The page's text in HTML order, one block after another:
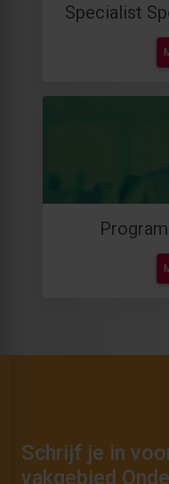
Specialist
Schrijf je in
vakgebied